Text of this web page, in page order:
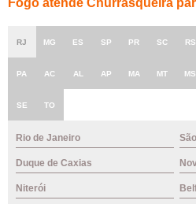
Fogo atende Churrasqueira
RJ MG ES SP PR SC RS
PA AC AL AP MA MT MS
SE TO
Rio de Janeiro
Duque de Caxias
Niterói